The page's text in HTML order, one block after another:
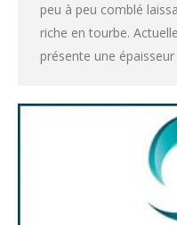
peu à peu comblé
riche en tourbe.
présente une